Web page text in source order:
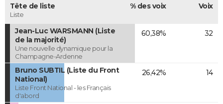
Tête de liste
Liste
% des voix Voix
Jean-Luc WARSMANN (Liste
de la majorité)
Une nouvelle dynamique pour la
Champagne-Ardenne
60,38% 32
Bruno SUBTIL (Liste du Front
National)
Liste Front National - les Français
d'abord
26,42% 14